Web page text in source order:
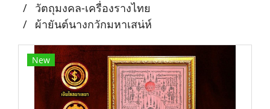
วัตถุมงคล-เครื่องรางไทย
ผ้ายันต์นางกวักมหาเสน่ห์
New